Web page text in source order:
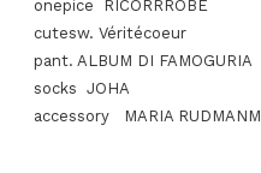
onepice RICORRROBE
cutesw. Véritécoeur
pant. ALBUM DI FAMOGURIA
socks JOHA
accessory MARIA RUDMANM